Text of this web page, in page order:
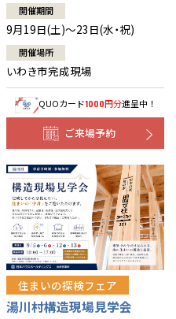
開催期間
9月19日(土)～23日(水・祝)
開催場所
いわき市完成現場
QUOカード1000円分進呈中！
ご来場予約
住まいの探検フェア
湯川村構造現場見学会